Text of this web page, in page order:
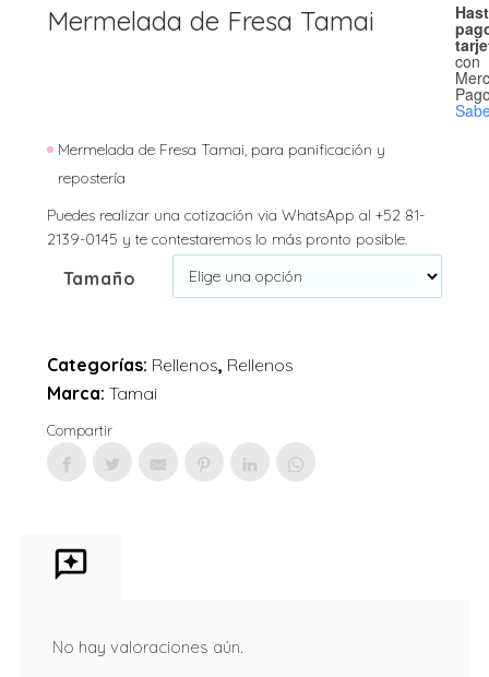
Mermelada de Fresa Tamai
Mermelada de Fresa Tamai, para panificación y
repostería
Puedes realizar una cotización via WhatsApp al +52 81-
2139-0145 y te contestaremos lo más pronto posible.
con
Tamaño
Categorías: Rellenos, Rellenos
Marca: Tamai
Compartir
No hay valoraciones aún.